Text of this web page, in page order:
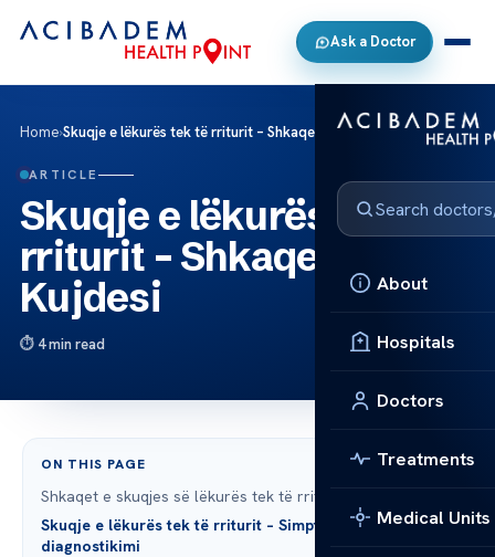
Ask a Doctor
About
Hospitals
Doctors
Treatments
Medical Units
Home›Skuqje e lëkurës tek të rriturit – Shkaqet dhe Kujdesi
ARTICLE
Skuqje e lëkurës tek të
rriturit – Shkaqet dhe
Kujdesi
4 min read
ON THIS PAGE
Shkaqet e skuqjes së lëkurës tek të rriturit
Skuqje e lëkurës tek të rriturit – Simptomat dhe
diagnostikimi